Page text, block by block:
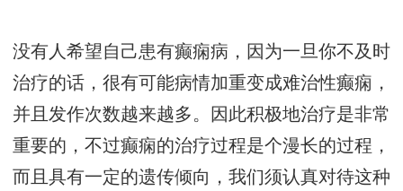
没有人希望自己患有癫痫病，因为一旦你不及时
治疗的话，很有可能病情加重变成难治性癫痫，
并且发作次数越来越多。因此积极地治疗是非常
重要的，不过癫痫的治疗过程是个漫长的过程，
而且具有一定的遗传倾向，我们须认真对待这种